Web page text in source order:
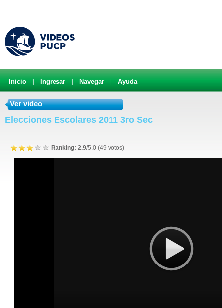
Inicio Ingresar Navegar Ayuda
Ver video
Elecciones Escolares 2011 3ro Sec
Ranking: 2.9/5.0 (49 votos)